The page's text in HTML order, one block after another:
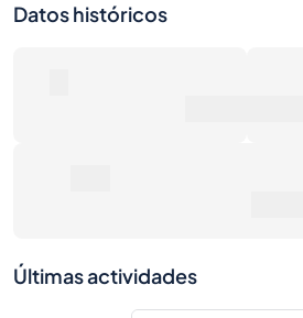
Datos históricos
Últimas actividades